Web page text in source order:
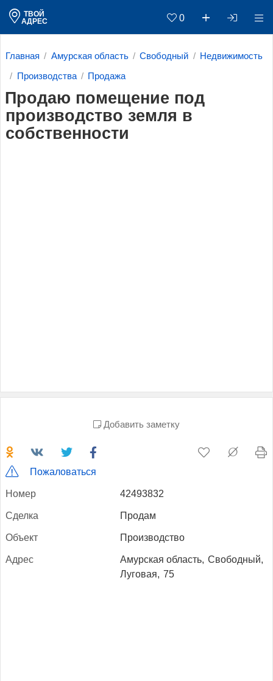
ТВОЙ
АДРЕС
0
Главная Амурская область Свободный Недвижимость
Производства Продажа
Продаю помещение под
производство земля в
собственности
Добавить заметку
Пожаловаться
Но­мер 42493832
Сдел­ка Продам
Объ­ект Производство
Ад­рес Амурская область, Свободный,
Луговая, 75